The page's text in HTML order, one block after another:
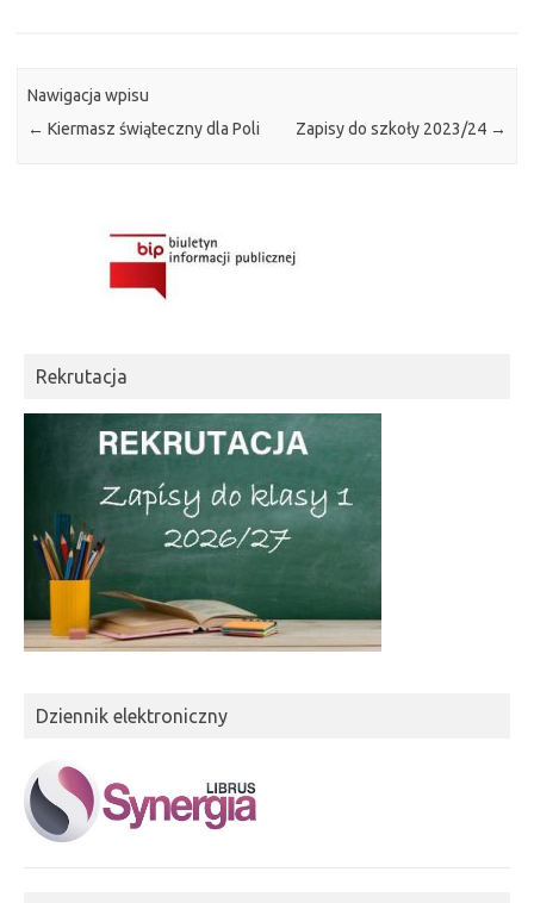
Nawigacja wpisu
← Kiermasz świąteczny dla Poli Zapisy do szkoły 2023/24 →
Rekrutacja
Dziennik elektroniczny